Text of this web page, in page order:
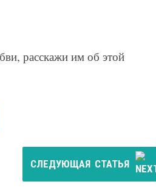
расскажи им об этой
СЛЕДУЮЩАЯ СТАТЬЯ